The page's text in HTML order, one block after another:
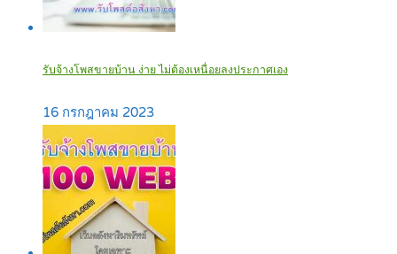
รับจ้างโพสขายบ้าน ง่าย ไม่ต้องเหนื่อยลงประกาศเอง‎
16 กรกฎาคม 2023